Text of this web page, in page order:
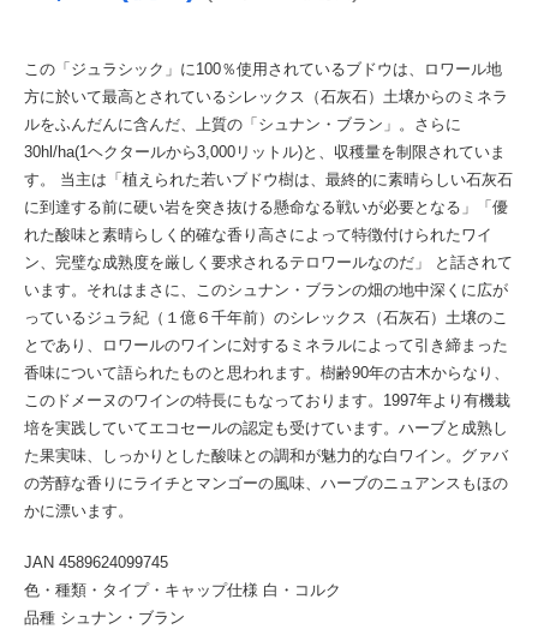
ジ
ュ
ラ
シ
ッ
ク
2019
750ml
個
この「ジュラシック」に100％使用されているブドウは、ロワール地
方に於いて最高とされているシレックス（石灰石）土壌からのミネラ
ルをふんだんに含んだ、上質の「シュナン・ブラン」。さらに
30hl/ha(1ヘクタールから3,000リットル)と、収穫量を制限されていま
す。 当主は「植えられた若いブドウ樹は、最終的に素晴らしい石灰石
に到達する前に硬い岩を突き抜ける懸命なる戦いが必要となる」「優
れた酸味と素晴らしく的確な香り高さによって特徴付けられたワイ
ン、完璧な成熟度を厳しく要求されるテロワールなのだ」 と話されて
います。それはまさに、このシュナン・ブランの畑の地中深くに広が
っているジュラ紀（１億６千年前）のシレックス（石灰石）土壌のこ
とであり、ロワールのワインに対するミネラルによって引き締まった
香味について語られたものと思われます。樹齢90年の古木からなり、
このドメーヌのワインの特長にもなっております。1997年より有機栽
培を実践していてエコセールの認定も受けています。ハーブと成熟し
た果実味、しっかりとした酸味との調和が魅力的な白ワイン。グァバ
の芳醇な香りにライチとマンゴーの風味、ハーブのニュアンスもほの
かに漂います。
JAN 4589624099745
色・種類・タイプ・キャップ仕様 白・コルク
品種 シュナン・ブラン